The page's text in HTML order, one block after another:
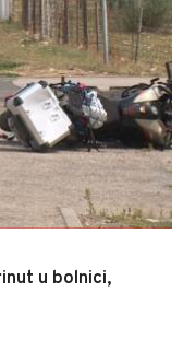
u bolnici,